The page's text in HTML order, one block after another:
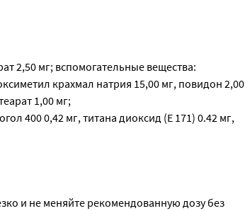
2,50 мг; вспомогательные вещества:
крахмал натрия 15,00 мг, повидон 2,00
1,00 мг;
400 0,42 мг, титана диоксид (Е 171) 0.42 мг,
и не меняйте рекомендованную дозу без